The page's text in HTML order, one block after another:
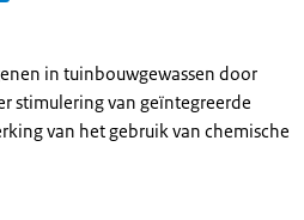
in tuinbouwgewassen door
stimulering van geïntegreerde
van het gebruik van chemische